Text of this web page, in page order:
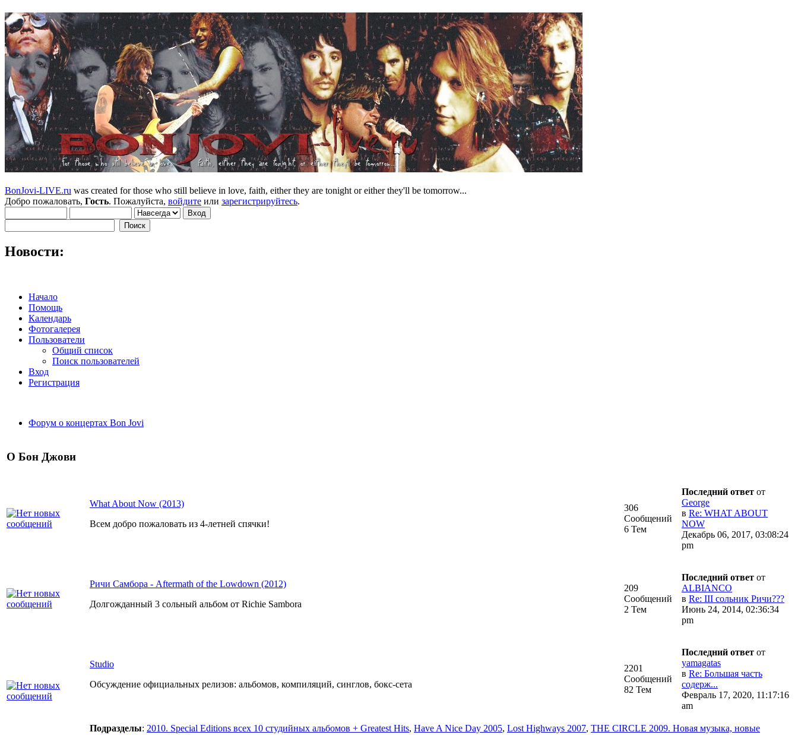
BonJovi-LIVE.ru was created for those who still believe in love, faith, either they are tonight or either they'll be tomorrow...
Добро пожаловать, Гость. Пожалуйста, войдите или зарегистрируйтесь.
Новости:
Начало
Помощь
Календарь
Фотогалерея
Пользователи
Общий список
Поиск пользователей
Вход
Регистрация
Форум о концертах Bon Jovi
О Бон Джови
What About Now (2013)
Всем добро пожаловать из 4-летней спячки!
306
Сообщений
6 Тем
Последний ответ от
George
в Re: WHAT ABOUT
NOW
Декабрь 06, 2017, 03:08:24
pm
Ричи Самбора - Aftermath of the Lowdown (2012)
Долгожданный 3 сольный альбом от Richie Sambora
209
Сообщений
2 Тем
Последний ответ от
ALBIANCO
в Re: III сольник Ричи???
Июнь 24, 2014, 02:36:34
pm
Studio
Обсуждение официальных релизов: альбомов, компиляций, синглов, бокc-сета
2201
Сообщений
82 Тем
Последний ответ от
yamagatas
в Re: Большая часть
содерж...
Февраль 17, 2020, 11:17:16
am
Подразделы: 2010. Special Editions всех 10 студийных альбомов + Greatest Hits, Have A Nice Day 2005, Lost Highways 2007, THE CIRCLE 2009. Новая музыка, новые